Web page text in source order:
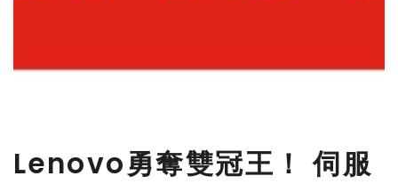
Lenovo勇奪雙冠王！ 伺服